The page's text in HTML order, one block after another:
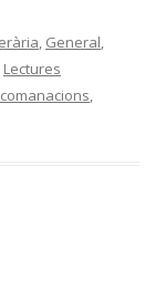
, General,
Lectures
,